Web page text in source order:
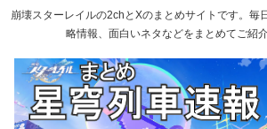
崩壊スターレイルの2chとXのまとめサイトです。毎
略情報、面白いネタなどをまとめてご紹